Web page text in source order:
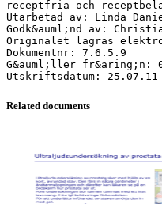
receptfria och
Utarbetad av: Linda
Godk&auml;nd av:
Originalet lagras
Dokumentnr: 7.6.5.9
G&auml;ller fr&aring;n:
Related documents